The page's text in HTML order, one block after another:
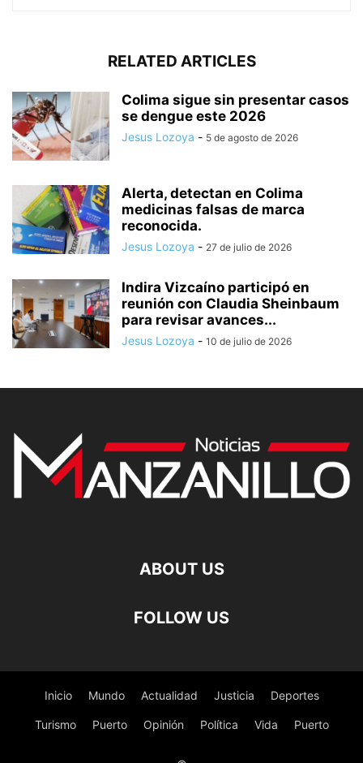
RELATED ARTICLES
Colima sigue sin presentar casos
se dengue este 2026
Jesus Lozoya - 5 de agosto de 2026
Alerta, detectan en Colima
medicinas falsas de marca
reconocida.
Jesus Lozoya - 27 de julio de 2026
Indira Vizcaíno participó en
reunión con Claudia Sheinbaum
para revisar avances...
Jesus Lozoya - 10 de julio de 2026
ABOUT US
FOLLOW US
Inicio Mundo Actualidad Justicia Deportes
Turismo Puerto Opinión Política Vida Puerto